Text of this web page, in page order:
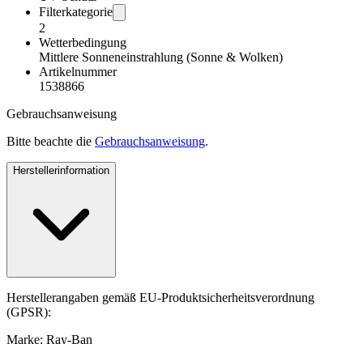
Filterkategorie
2
Wetterbedingung
Mittlere Sonneneinstrahlung (Sonne & Wolken)
Artikelnummer
1538866
Gebrauchsanweisung
Bitte beachte die Gebrauchsanweisung.
Herstellerinformation
Herstellerangaben gemäß EU-Produktsicherheitsverordnung
(GPSR):
Marke: Ray-Ban